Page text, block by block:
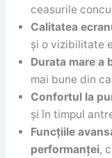
ceasurile
Calitatea
și o vizibilitate
Durata mare a
mai bune din
Confortul la
și în timpul
Funcțiile
performanței,